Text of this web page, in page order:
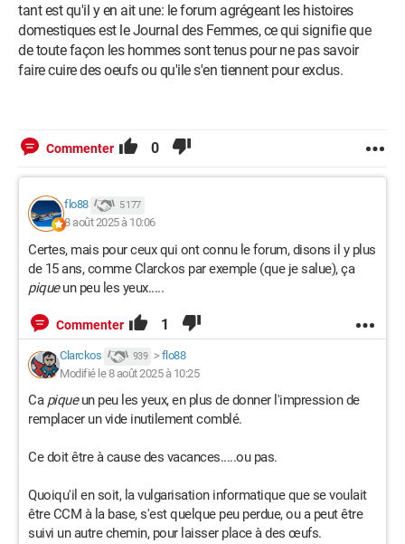
tant est qu'il y en ait une: le forum agrégeant les histoires
domestiques est le Journal des Femmes, ce qui signifie que
de toute façon les hommes sont tenus pour ne pas savoir
faire cuire des oeufs ou qu'ile s'en tiennent pour exclus.
Commenter 0
flo88 5 177
8 août 2025 à 10:06
Certes, mais pour ceux qui ont connu le forum, disons il y plus
de 15 ans, comme Clarckos par exemple (que je salue), ça
piqueun peu les yeux.....
Commenter 1
Clarckos 939 > flo88
Modifié le 8 août 2025 à 10:25
Ca piqueun peu les yeux, en plus de donner l'impression de
remplacer un vide inutilement comblé.
Ce doit être à cause des vacances.....ou pas.
Quoiqu'il en soit, la vulgarisation informatique que se voulait
être CCM à la base, s'est quelque peu perdue, ou a peut être
suivi un autre chemin, pour laisser place à des œufs.